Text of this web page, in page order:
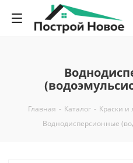
Главная - Каталог - Краски и
Воднодисперсионные